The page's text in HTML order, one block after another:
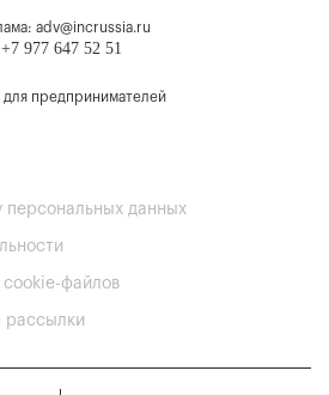
adv@incrussia.ru
+7 977 647 52 51
для предпринимателей
персональных данных
cookie-файлов
рассылки